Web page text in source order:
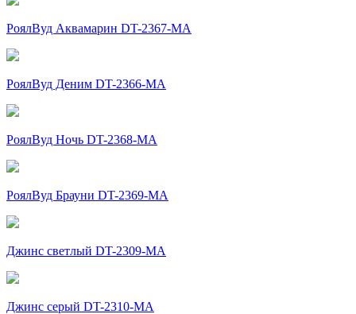
РоялВуд Аквамарин DT-2367-MA
РоялВуд Деним DT-2366-MA
РоялВуд Ночь DT-2368-MA
РоялВуд Брауни DT-2369-MA
Джинс светлый DT-2309-MA
Джинс серый DT-2310-MA